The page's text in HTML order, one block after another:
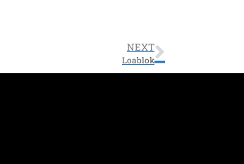
NEXT
Loablok